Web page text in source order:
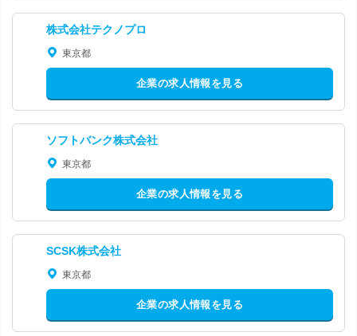
株式会社テクノプロ
東京都
企業の求人情報を見る
ソフトバンク株式会社
東京都
企業の求人情報を見る
SCSK株式会社
東京都
企業の求人情報を見る